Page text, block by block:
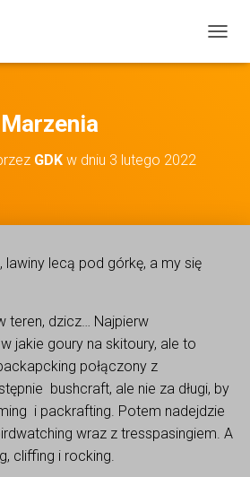
Marzenia
GDK w dniu 3 lutego 2022
lawiny lecą pod górkę, a my się
teren, dzicz… Najpierw
jakie goury na skitoury, ale to
połączony z
bushcraft, ale nie za długi, by
i packrafting. Potem nadejdzie
wraz z tresspasingiem. A
cliffing i rocking.